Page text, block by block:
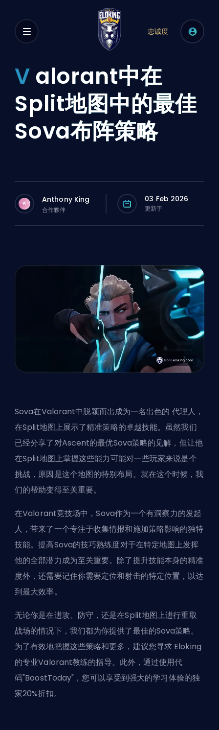
忠诚度
V alorant中在
Split地图中的最佳
Sova布阵策略
A Anthony King
合作夥伴
03 Feb 2026
更新于
Sova在Valorant中脱颖而出成为一名出色的 代理人 ，
在Split地图上展示了精准策略的卓越技能。虽然我们
已经分享了对Ascent的最优Sova策略的见解，但让他
在Split地图上掌握这些能力可能对一些玩家来说是个
挑战，原因是这个地图的特别布局。就在这个时候，我
们的帮助变得至关重要。
在Valorant竞技场中，Sova作为一个有洞察力的发起
人，带来了一个专注于收集情报和施加策略影响的独特
技能。提高Sova的技巧熟练度对于在特定地图上发挥
他的全部潜力成为至关重要。除了提升技能本身的精准
度外，还需要记住你需要定位和射击的特定位置，以达
到最大效率。
无论你是在进攻、防守，还是在Split地图上进行重取
战场的情况下，我们都为你提供了最佳的Sova策略。
为了有效地把握这些策略和更多，建议您寻求 Eloking
的专业Valorant教练的指导。此外，通过使用代
码"BoostToday"，您可以享受到强大的学习体验的独
家20%折扣。